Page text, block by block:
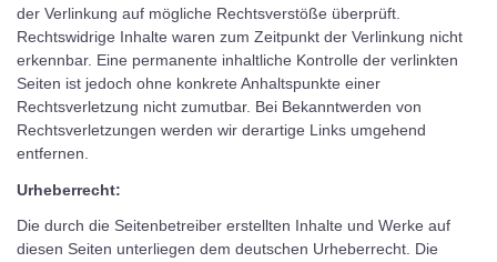
der Verlinkung auf mögliche Rechtsverstöße überprüft.
Rechtswidrige Inhalte waren zum Zeitpunkt der Verlinkung nicht
erkennbar. Eine permanente inhaltliche Kontrolle der verlinkten
Seiten ist jedoch ohne konkrete Anhaltspunkte einer
Rechtsverletzung nicht zumutbar. Bei Bekanntwerden von
Rechtsverletzungen werden wir derartige Links umgehend
entfernen.
Urheberrecht:
Die durch die Seitenbetreiber erstellten Inhalte und Werke auf
diesen Seiten unterliegen dem deutschen Urheberrecht. Die